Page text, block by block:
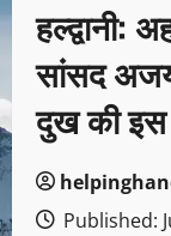
हल्द्वानी:
सांसद
दुख की
Published: